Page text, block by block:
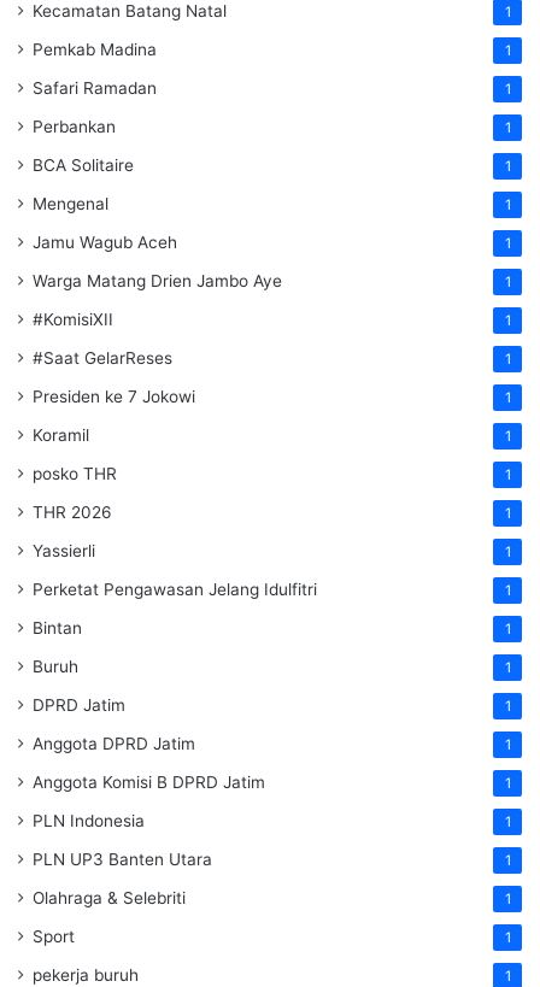
Kecamatan Batang Natal 1
Pemkab Madina 1
Safari Ramadan 1
Perbankan 1
BCA Solitaire 1
Mengenal 1
Jamu Wagub Aceh 1
Warga Matang Drien Jambo Aye 1
#KomisiXII 1
#Saat GelarReses 1
Presiden ke 7 Jokowi 1
Koramil 1
posko THR 1
THR 2026 1
Yassierli 1
Perketat Pengawasan Jelang Idulfitri 1
Bintan 1
Buruh 1
DPRD Jatim 1
Anggota DPRD Jatim 1
Anggota Komisi B DPRD Jatim 1
PLN Indonesia 1
PLN UP3 Banten Utara 1
Olahraga & Selebriti 1
Sport 1
pekerja buruh 1